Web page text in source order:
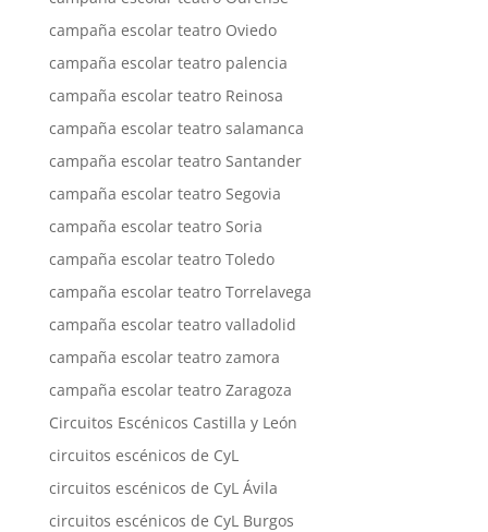
campaña escolar teatro Oviedo
campaña escolar teatro palencia
campaña escolar teatro Reinosa
campaña escolar teatro salamanca
campaña escolar teatro Santander
campaña escolar teatro Segovia
campaña escolar teatro Soria
campaña escolar teatro Toledo
campaña escolar teatro Torrelavega
campaña escolar teatro valladolid
campaña escolar teatro zamora
campaña escolar teatro Zaragoza
Circuitos Escénicos Castilla y León
circuitos escénicos de CyL
circuitos escénicos de CyL Ávila
circuitos escénicos de CyL Burgos